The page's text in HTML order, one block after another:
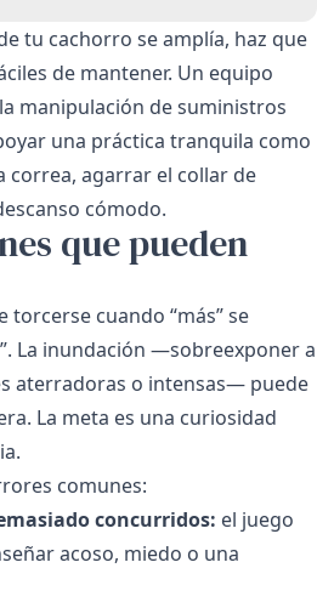
tu cachorro se amplía, haz que
de mantener. Un equipo
manipulación desuministros
una práctica tranquila como
correa, agarrar el collar de
cómodo.
que pueden
torcerse cuando “más” se
La inundación —sobreexponer a
aterradoras o intensas— puede
La meta es una curiosidad
comunes:
concurridos: el juego
acoso, miedo o una